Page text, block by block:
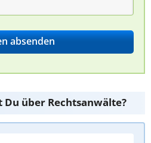
Du über Rechtsanwälte?